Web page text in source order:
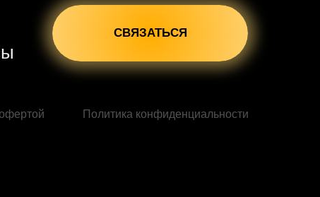
Политика конфиденциальности
СВЯЗАТЬСЯ